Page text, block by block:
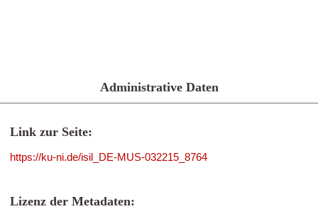
Administrative Daten
Link zur Seite:
https://ku-ni.de/isil_DE-MUS-032215_8764
Lizenz der Metadaten: